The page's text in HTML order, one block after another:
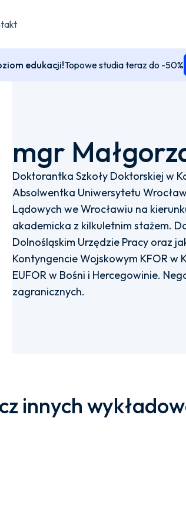
edukacji!Topowe studia teraz do -50%
mgr
Doktorantka Szkoły Doktorskiej w
Absolwentka Uniwersytetu
Lądowych we Wrocławiu na
akademicka z kilkuletnim stażem.
Dolnośląskim Urzędzie Pracy oraz
Kontyngencie Wojskowym KFOR w
EUFOR w Bośni i Hercegowinie.
zagranicznych.
innych